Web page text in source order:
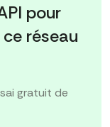
pour
réseau
gratuit de